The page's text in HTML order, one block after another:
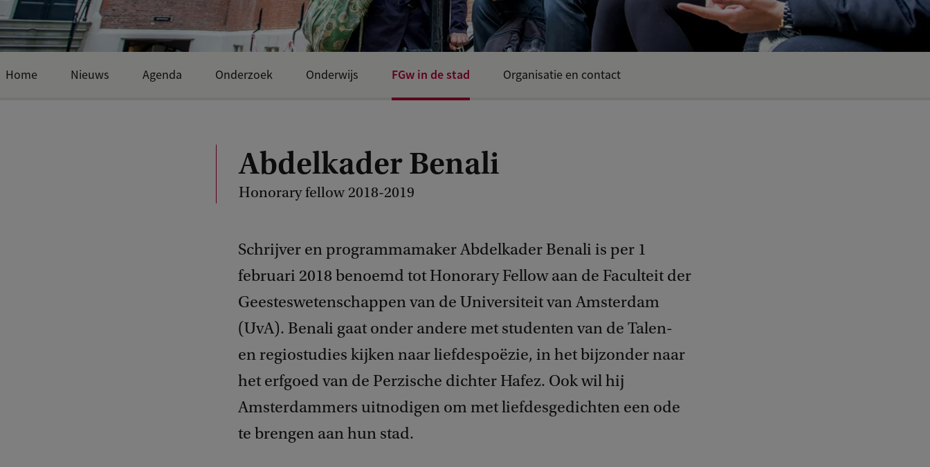
Abdelkader Benali
Honorary fellow 2018-2019
Schrijver en programmamaker Abdelkader Benali is per 1
februari 2018 benoemd tot Honorary Fellow aan de Faculteit der
Geesteswetenschappen van de Universiteit van Amsterdam
(UvA). Benali gaat onder andere met studenten van de Talen-
en regiostudies kijken naar liefdespoëzie, in het bijzonder naar
het erfgoed van de Perzische dichter Hafez. Ook wil hij
Amsterdammers uitnodigen om met liefdesgedichten een ode
te brengen aan hun stad.
Home Nieuws Agenda Onderzoek Onderwijs FGw in de stad Organisatie en contact